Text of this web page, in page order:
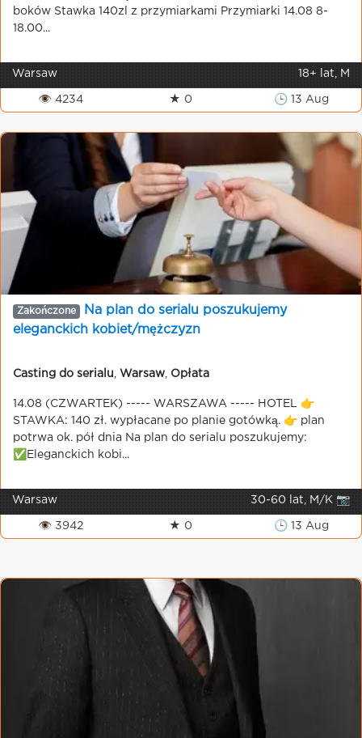
boków Stawka 140zl z przymiarkami Przymiarki 14.08 8-
18.00...
Warsaw 18+ lat, M
👁 4234 ★ 0 🕒 13 Aug
Zakończone
Na plan do serialu poszukujemy
еleganckich kobiet/mężczyzn
Casting do serialu Warsaw Opłata
14.08 (CZWARTEK) ----- WARSZAWA ----- HOTEL 👉
STAWKA: 140 zł. wypłacane po planie gotówką. 👉 plan
potrwa ok. pół dnia Na plan do serialu poszukujemy:
✅Eleganckich kobi...
Warsaw 30-60 lat, M/K 📷
👁 3942 ★ 0 🕒 13 Aug